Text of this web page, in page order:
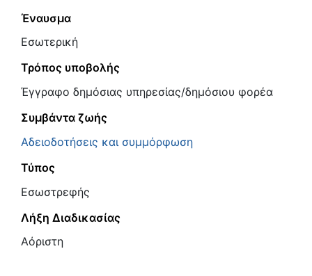
Έναυσμα
Εσωτερική
Τρόπος υποβολής
Έγγραφο δημόσιας υπηρεσίας/δημόσιου φορέα
Συμβάντα ζωής
Αδειοδοτήσεις και συμμόρφωση
Τύπος
Εσωστρεφής
Λήξη Διαδικασίας
Αόριστη